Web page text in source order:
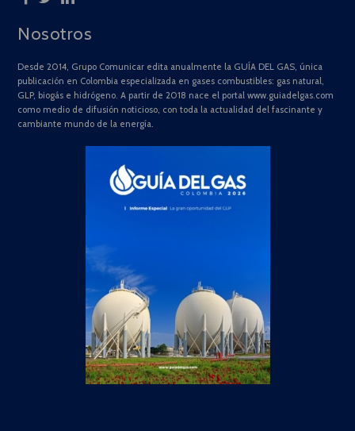
Nosotros
Desde 2014, Grupo Comunicar edita anualmente la GUÍA DEL GAS, única
publicación en Colombia especializada en gases combustibles: gas natural,
GLP, biogás e hidrógeno. A partir de 2018 nace el portal www.guiadelgas.com
como medio de difusión noticioso, con toda la actualidad del fascinante y
cambiante mundo de la energía.